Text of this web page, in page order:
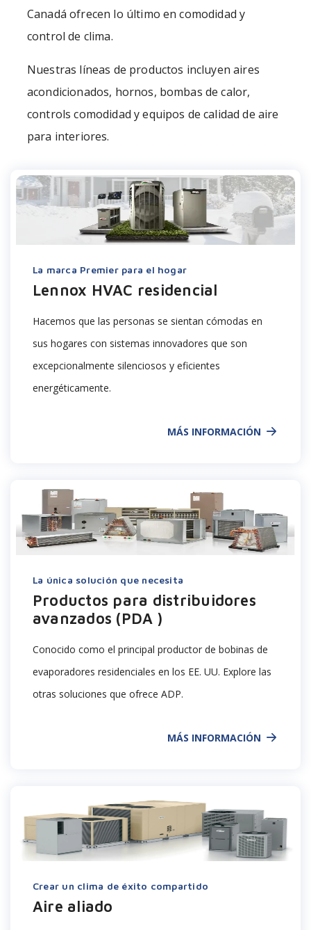
Canadá ofrecen lo último en comodidad y
control de clima.
Nuestras líneas de productos incluyen aires
acondicionados, hornos, bombas de calor,
controls comodidad y equipos de calidad de aire
para interiores.
La marca Premier para el hogar
Lennox HVAC residencial
Hacemos que las personas se sientan cómodas en
sus hogares con sistemas innovadores que son
excepcionalmente silenciosos y eficientes
energéticamente.
MÁS INFORMACIÓN
La única solución que necesita
Productos para distribuidores
avanzados (PDA )
Conocido como el principal productor de bobinas de
evaporadores residenciales en los EE. UU. Explore las
otras soluciones que ofrece ADP.
MÁS INFORMACIÓN
Crear un clima de éxito compartido
Aire aliado